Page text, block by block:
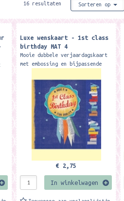
16 resultaten Sorteren op
Luxe wenskaart - 1st class
birthday MAT 4
Mooie dubbele verjaardagskaart
met embossing en bijpassende
stoere look. Formaat: 14,9 x
14,9 cm. Merk: Rachel Ellen...
€ 2,75
In winkelwagen